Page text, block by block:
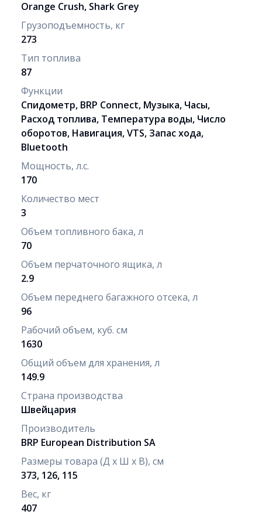
Orange Crush, Shark Grey
Грузоподъемность, кг
273
Тип топлива
87
Функции
Спидометр, BRP Connect, Музыка, Часы,
Расход топлива, Температура воды, Число
оборотов, Навигация, VTS, Запас хода,
Bluetooth
Мощность, л.с.
170
Количество мест
3
Объем топливного бака, л
70
Объем перчаточного ящика, л
2.9
Объем переднего багажного отсека, л
96
Рабочий объем, куб. см
1630
Общий объем для хранения, л
149.9
Страна производства
Швейцария
Производитель
BRP European Distribution SA
Размеры товара (Д х Ш х В), см
373, 126, 115
Вес, кг
407